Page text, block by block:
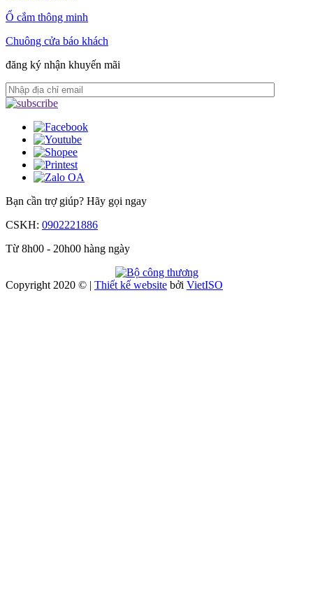
Ổ cắm thông minh
Chuông cửa báo khách
đăng ký nhận khuyến mãi
Bạn cần trợ giúp? Hãy gọi ngay
CSKH: 0902221886
Từ 8h00 - 20h00 hàng ngày
Copyright 2020 © | Thiết kế website bởi VietISO